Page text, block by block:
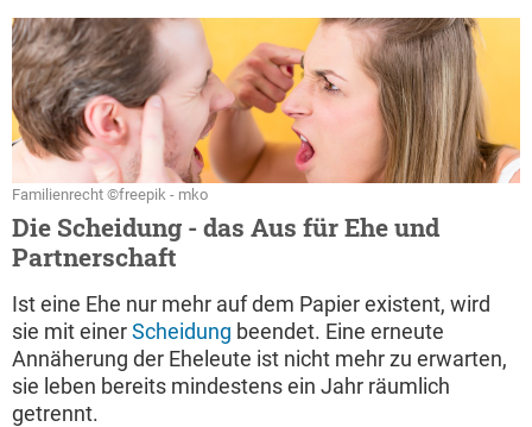
Familienrecht ©freepik - mko
Die Scheidung - das Aus für Ehe und
Partnerschaft
Ist eine Ehe nur mehr auf dem Papier existent, wird
sie mit einerScheidung beendet. Eine erneute
Annäherung der Eheleute ist nicht mehr zu erwarten,
sie leben bereits mindestens ein Jahr räumlich
getrennt.